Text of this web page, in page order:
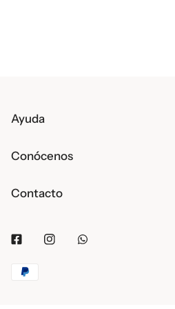
Ayuda
Conócenos
Contacto
FacebookInstagram
Métodos